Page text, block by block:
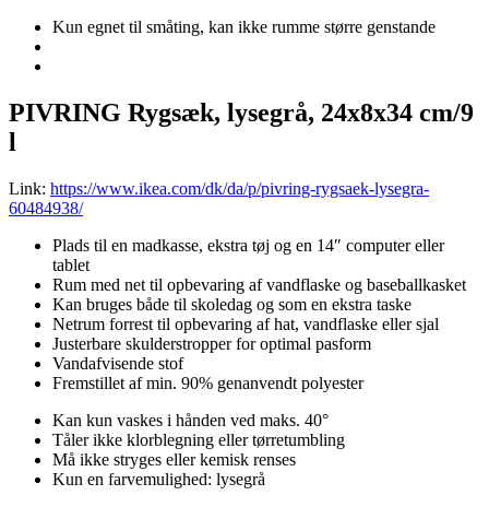
Kun egnet til småting, kan ikke rumme større genstande
PIVRING Rygsæk, lysegrå, 24x8x34 cm/9
l
Link: https://www.ikea.com/dk/da/p/pivring-rygsaek-lysegra-
60484938/
Plads til en madkasse, ekstra tøj og en 14″ computer eller
tablet
Rum med net til opbevaring af vandflaske og baseballkasket
Kan bruges både til skoledag og som en ekstra taske
Netrum forrest til opbevaring af hat, vandflaske eller sjal
Justerbare skulderstropper for optimal pasform
Vandafvisende stof
Fremstillet af min. 90% genanvendt polyester
Kan kun vaskes i hånden ved maks. 40°
Tåler ikke klorblegning eller tørretumbling
Må ikke stryges eller kemisk renses
Kun en farvemulighed: lysegrå